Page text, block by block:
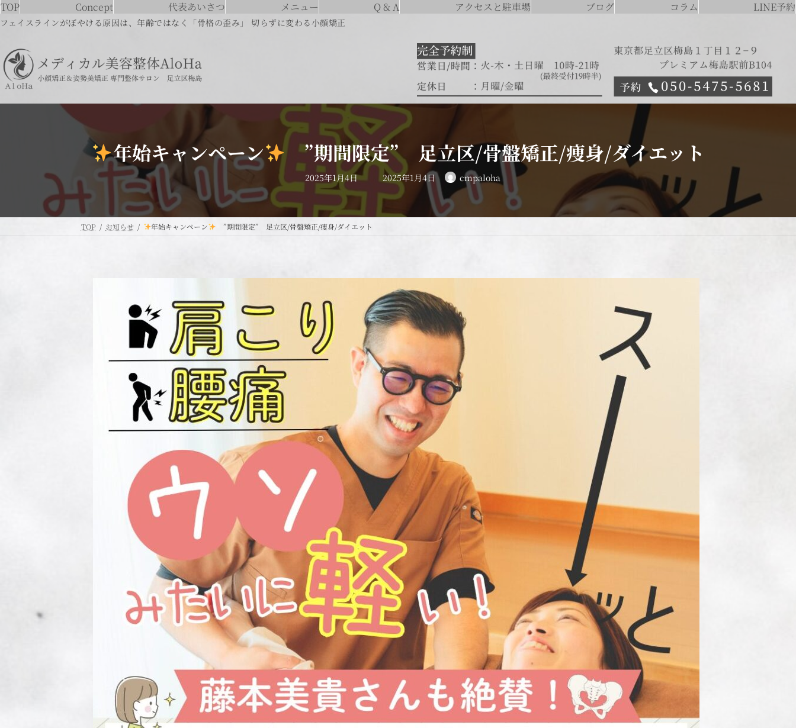
コ
ン
ツ
へ
ス
キ
ナ
ビ
シ
ョ
ン
に
TOP Concept 代表あいさつ メニュー Q & A アクセスと駐車場 ブログ コラム LINE予約
フェイスラインがぼやける原因は、年齢ではなく「骨格の歪み」 切らずに変わる小顔矯正
年始キャンペーン ”期間限定” 足立区/骨盤矯正/痩身/ダイエット
2025年1月4日 最
終
新
時
2025年1月4日 cmpaloha
TOP お知らせ 年始キャンペーン ”期間限定” 足立区/骨盤矯正/痩身/ダイエット